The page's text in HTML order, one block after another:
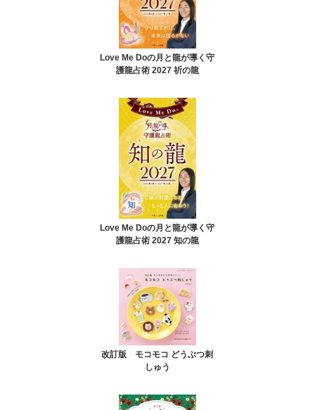
Love Me Doの月と龍が導く守
護龍占術 2027 祈の龍
Love Me Doの月と龍が導く守
護龍占術 2027 知の龍
改訂版 モコモコ どうぶつ刺
しゅう